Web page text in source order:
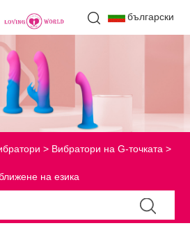
български
> Вибратори на G-точката >
на езика